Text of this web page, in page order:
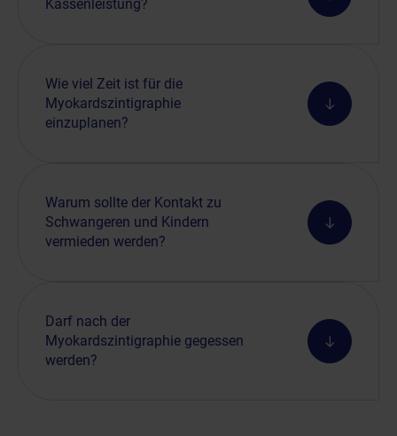
Kassenleistung?
Wie viel Zeit ist für die
Myokardszintigraphie
einzuplanen?
Warum sollte der Kontakt zu
Schwangeren und Kindern
vermieden werden?
Darf nach der
Myokardszintigraphie gegessen
werden?